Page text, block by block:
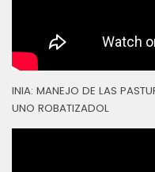
INIA: MANEJO DE LAS
UNO ROBATIZADOL